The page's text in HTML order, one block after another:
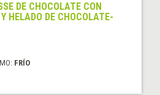
DE CHOCOLATE CON
HELADO DE CHOCOLATE-
FRÍO